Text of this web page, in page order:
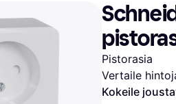
Gigantti
H&M
Peten
Wolt
Pistorasia
Vertaile
Kokeile